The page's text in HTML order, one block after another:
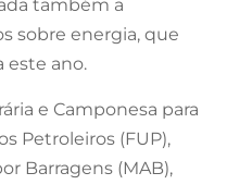
também a
sobre energia, que
este ano.
e Camponesa para
Petroleiros (FUP),
Barragens (MAB),